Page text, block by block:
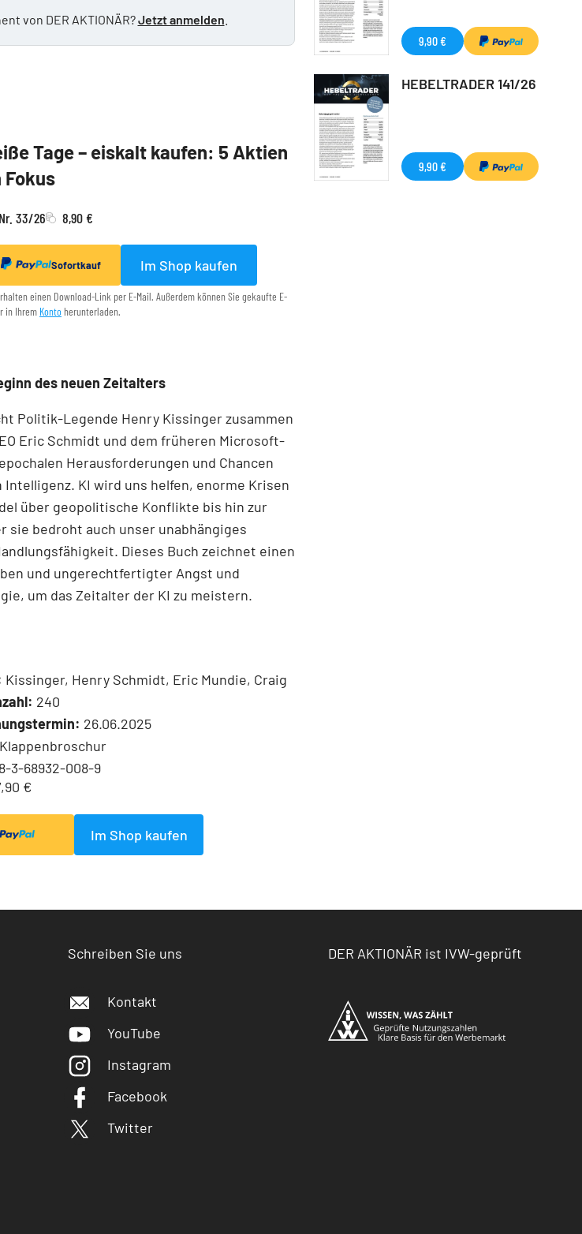
von DER AKTIONÄR?Jetzt anmelden
Tage – eiskalt kaufen: 5 Aktien
Fokus
Nr. 33/26 8,90 €
Sofortkauf Im Shop kaufen
einen Download-Link per E-Mail. Außerdem können Sie gekaufte E-
in Ihrem Konto herunterladen.
des neuen Zeitalters
Politik-Legende Henry Kissinger zusammen
Eric Schmidt und dem früheren Microsoft-
Herausforderungen und Chancen
KI wird uns helfen, enorme Krisen
über geo­poli­tische Konflikte bis hin zur
sie bedroht auch unser unabhängiges
Dieses Buch zeichnet einen
und ungerechtfertigter Angst und
um das Zeitalter der KI zu meistern.
Kissinger, Henry Schmidt, Eric Mundie, Craig
240
26.06.2025
Klappenbroschur
3-68932-008-9
€
Im Shop kaufen
9,90 €
HEBELTRADER 141/26
9,90 €
Schreiben Sie uns
Kontakt
YouTube
Instagram
Facebook
Twitter
DER AKTIONÄR ist IVW-geprüft